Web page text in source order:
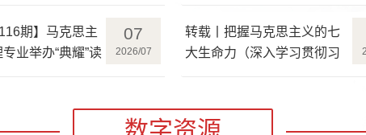
07
期】马克思主
业举办“典耀”读
转载丨把握马克思主义的七
大生命力（深入学习贯彻习
数字资源